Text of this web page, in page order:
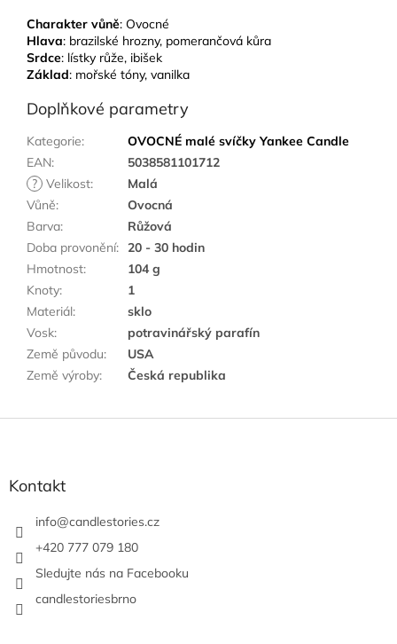
Charakter vůně: Ovocné
Hlava: brazilské hrozny, pomerančová kůra
Srdce: lístky růže, ibišek
Základ: mořské tóny, vanilka
Doplňkové parametry
Kategorie:
OVOCNÉ malé svíčky Yankee Candle
EAN:
5038581101712
? Velikost:
Malá
Vůně:
Ovocná
Barva:
Růžová
Doba provonění: 20 - 30 hodin
Hmotnost:
104 g
Knoty:
1
Materiál:
sklo
Vosk:
potravinářský parafín
Země původu:
USA
Země výroby: Česká republika
Kontakt
info@candlestories.cz
+420 777 079 180
Sledujte nás na Facebooku
candlestoriesbrno